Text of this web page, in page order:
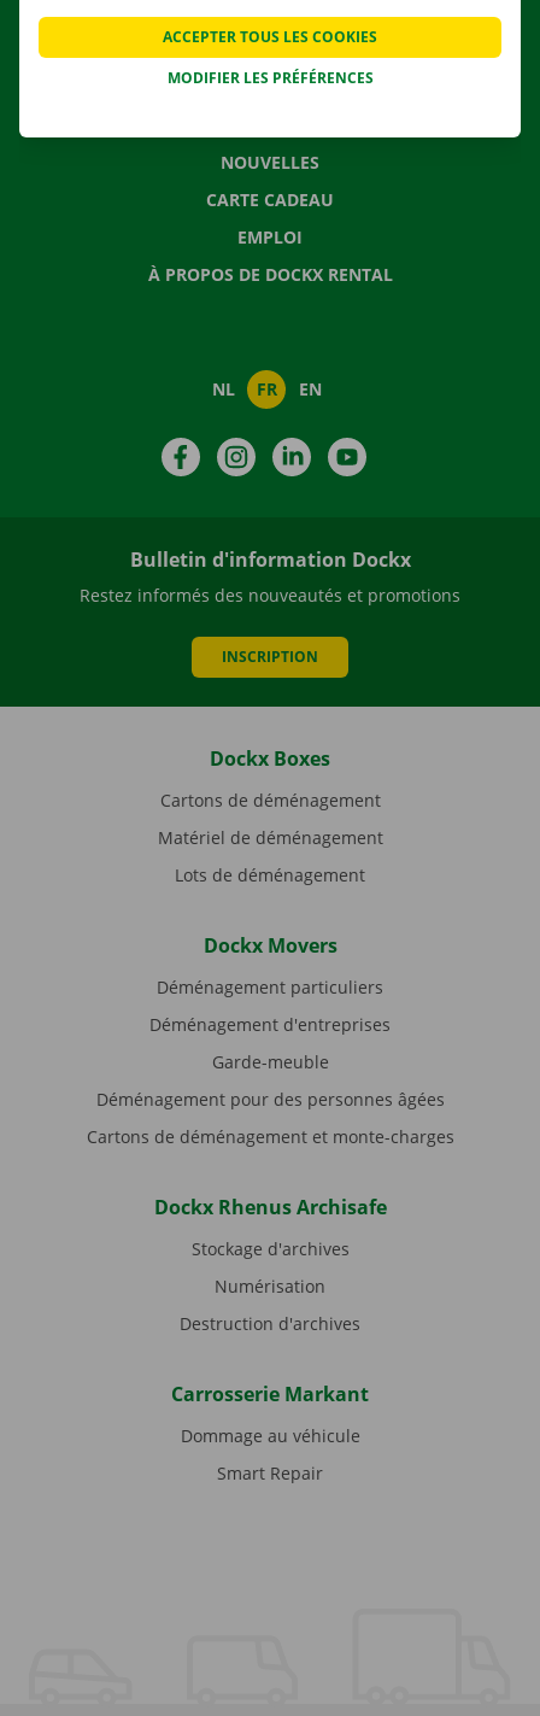
CONTACTEZ NOUS
NOUVELLES
CARTE CADEAU
EMPLOI
À PROPOS DE DOCKX RENTAL
NL FR EN
FacebookInstagramLinkedIn
Bulletin d'information Dockx
Restez informés des nouveautés et promotions
INSCRIPTION
Dockx Boxes
Cartons de déménagement
Matériel de déménagement
Lots de déménagement
Dockx Movers
Déménagement particuliers
Déménagement d'entreprises
Garde-meuble
Déménagement pour des personnes âgées
Cartons de déménagement et monte-charges
Dockx Rhenus Archisafe
Stockage d'archives
Numérisation
Destruction d'archives
Carrosserie Markant
Dommage au véhicule
Smart Repair
MODIFIER LES PRÉFÉRENCES
ACCEPTER TOUS LES COOKIES